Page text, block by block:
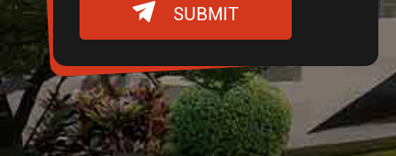
 SUBMIT